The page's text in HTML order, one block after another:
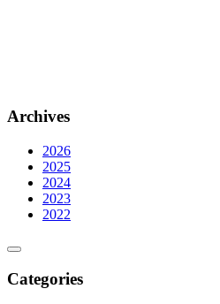
Archives
2026
2025
2024
2023
2022
Categories